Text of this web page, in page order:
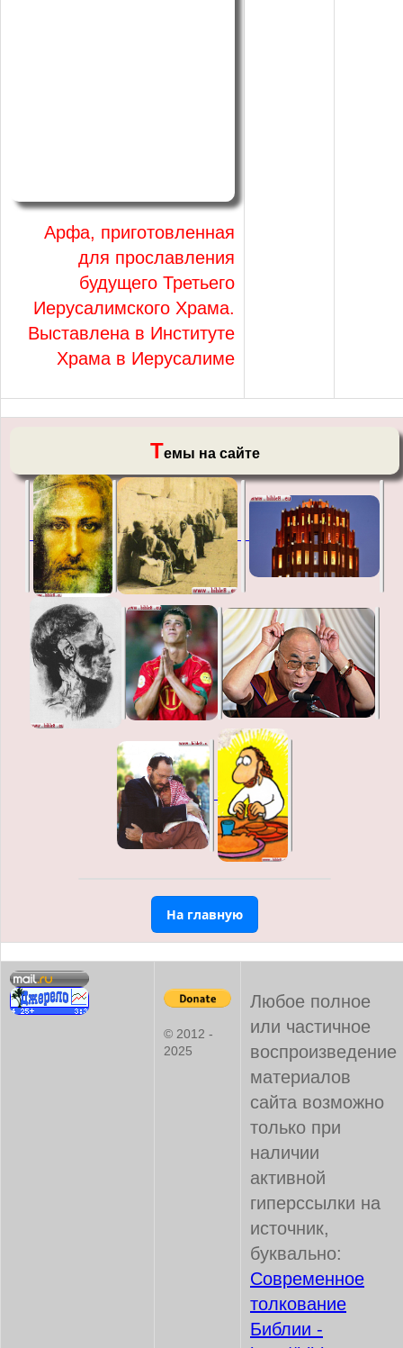
Арфа, приготовленная
для прославления
будущего Третьего
Иерусалимского Храма.
Выставлена в Институте
Храма в Иерусалиме
Темы на сайте
На главную
© 2012 -
2025
Любое полное
или частичное
воспроизведение
материалов
сайта возможно
только при
наличии
активной
гиперссылки на
источник,
буквально:
Современное
толкование
Библии -